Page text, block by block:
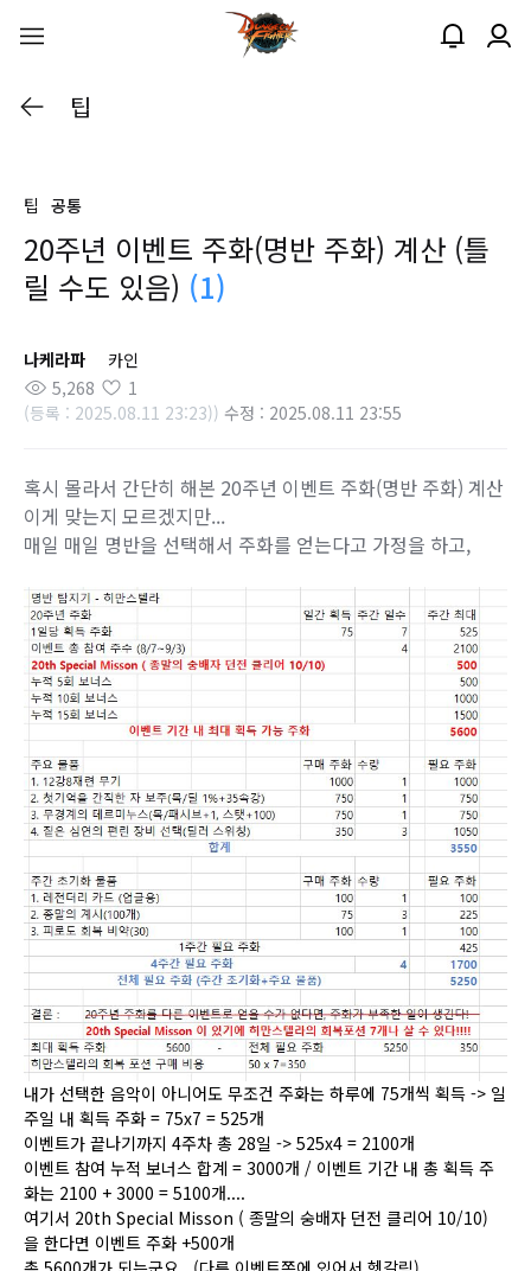
팁
팁 공통
20주년 이벤트 주화(명반 주화) 계산 (틀
릴 수도 있음) (1)
나케라파
카인
5,268
1
(등록 : 2025.08.11 23:23)) 수정 : 2025.08.11 23:55
혹시 몰라서 간단히 해본 20주년 이벤트 주화(명반 주화) 계산
이게 맞는지 모르겠지만...
매일 매일 명반을 선택해서 주화를 얻는다고 가정을 하고,
내가 선택한 음악이 아니어도 무조건 주화는 하루에 75개씩 획득 -> 일
주일 내 획득 주화 = 75x7 = 525개
이벤트가 끝나기까지 4주차 총 28일 -> 525x4 = 2100개
이벤트 참여 누적 보너스 합계 = 3000개 / 이벤트 기간 내 총 획득 주
화는 2100 + 3000 = 5100개....
여기서 20th Special Misson ( 종말의 숭배자 던전 클리어 10/10)
을 한다면 이벤트 주화 +500개